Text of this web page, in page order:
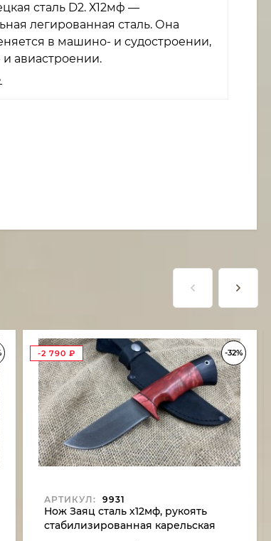
сталь D2. Х12мф —
легированная сталь. Она
в машино- и судостроении,
авиастроении.
-32%
-2 790 ₽
АРТИКУЛ: 9931
Нож Заяц сталь х12мф, рукоять
стабилизированная карельская